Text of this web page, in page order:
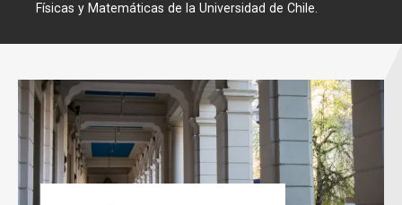
Físicas y Matemáticas de la Universidad de Chile.